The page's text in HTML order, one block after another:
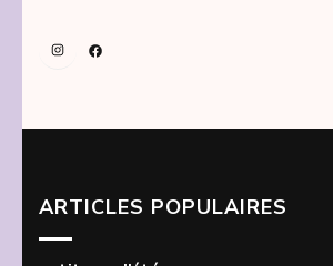
InstagramFacebook
ARTICLES POPULAIRES